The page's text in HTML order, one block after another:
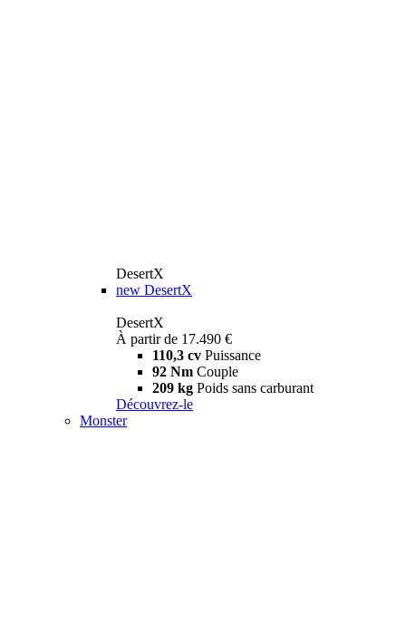
DesertX
new DesertX
DesertX
À partir de 17.490 €
110,3 cv Puissance
92 Nm Couple
209 kg Poids sans carburant
Découvrez-le
Monster